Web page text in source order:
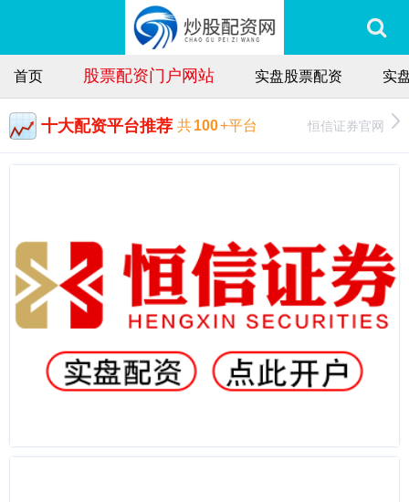
首页 股票配资门户网站 实盘股票配资 实
十大配资平台推荐 共100+平台 恒信证券官网